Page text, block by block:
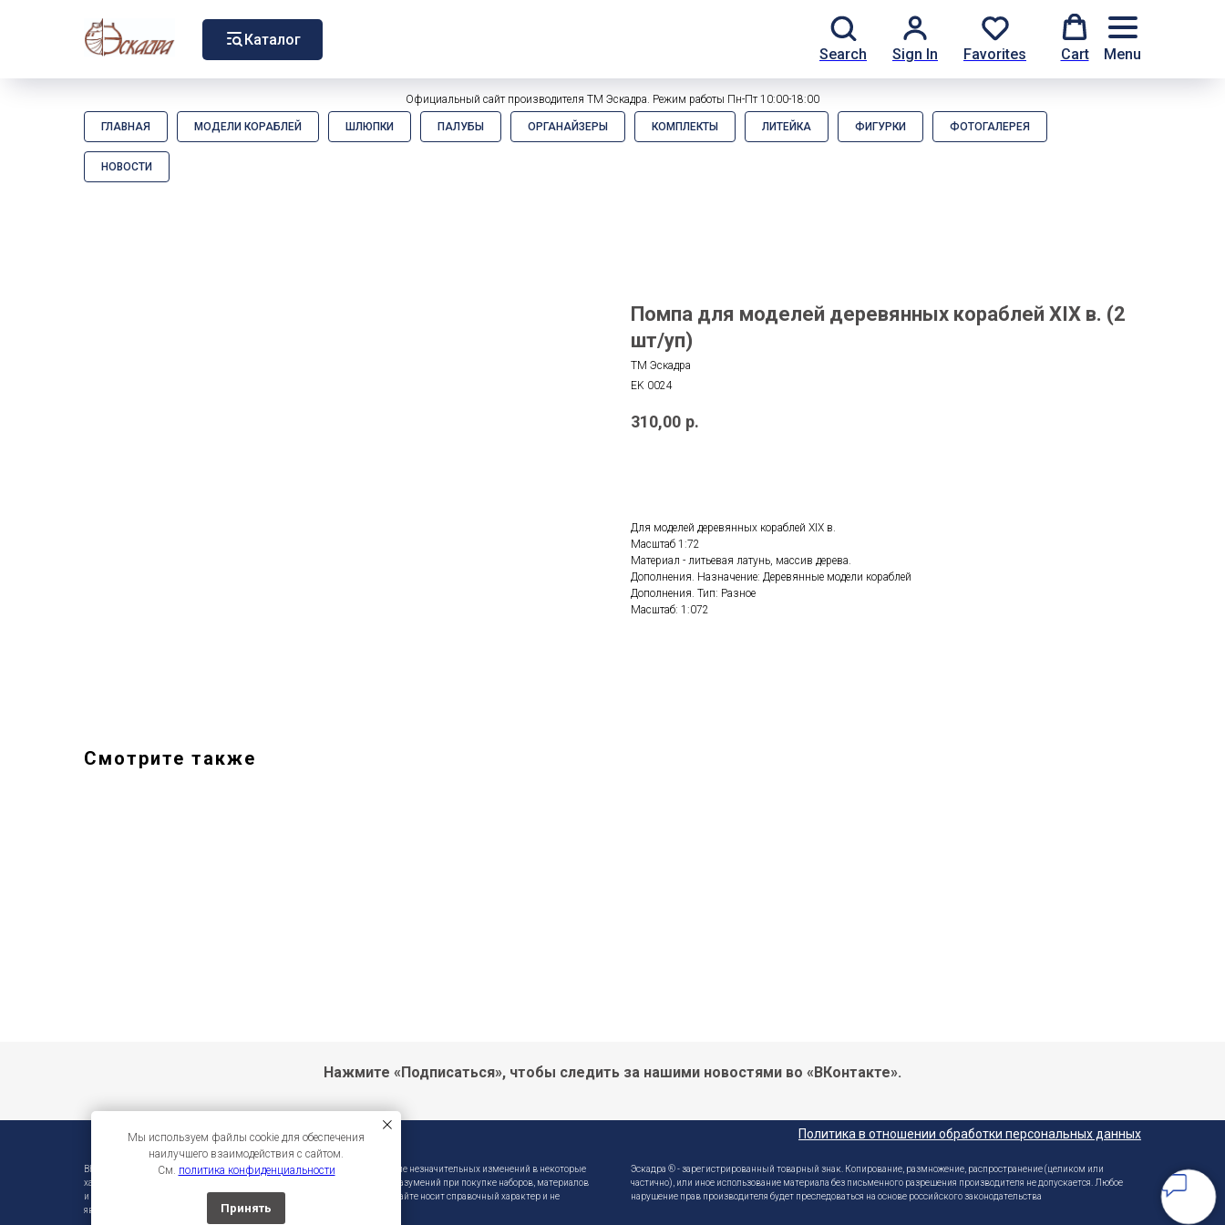
Каталог
Search
Sign In Favorites Cart Menu
Официальный сайт производителя ТМ Эскадра. Режим работы Пн-Пт 10:00-18:00
ГЛАВНАЯ МОДЕЛИ КОРАБЛЕЙ ШЛЮПКИ ПАЛУБЫ ОРГАНАЙЗЕРЫ КОМПЛЕКТЫ ЛИТЕЙКА ФИГУРКИ ФОТОГАЛЕРЕЯ
НОВОСТИ
Мы используем файлы cookie для обеспечения
наилучшего взаимодействия с сайтом.
См. политика конфиденциальности
Принять
Помпа для моделей деревянных кораблей XIX в. (2
шт/уп)
ТМ Эскадра
EK 0024
310,00 р.
Для моделей деревянных кораблей XIX в.
Масштаб 1:72
Материал - литьевая латунь, массив дерева.
Дополнения. Назначение: Деревянные модели кораблей
Дополнения. Тип: Разное
Масштаб: 1:072
Смотрите также
Нажмите «Подписаться», чтобы следить за нашими новостями во «ВКонтакте».
Политика в отношении обработки персональных данных
ВНИМАНИЕ!!! Фирма-производитель оставляет за собой право на внесение незначительных изменений в некоторые
характеристики без предварительного уведомления. Во избежание недоразумений при покупке наборов, материалов
и инструмента уточняйте информацию у продавцов. Вся информация на сайте носит справочный характер и не
является публичной офертой.
Эскадра ® - зарегистрированный товарный знак. Копирование, размножение, распространение (целиком или
частично), или иное использование материала без письменного разрешения производителя не допускается. Любое
нарушение прав производителя будет преследоваться на основе российского законодательства